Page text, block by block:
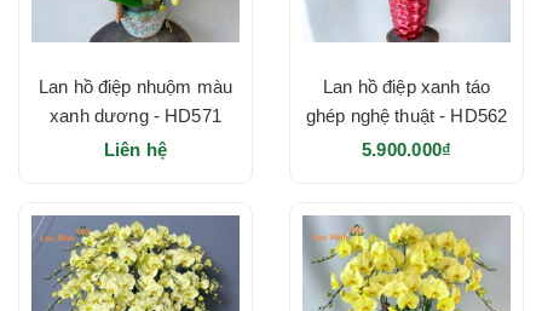
Lan hồ điệp nhuộm màu
xanh dương - HD571
Liên hệ
Lan hồ điệp xanh táo
ghép nghệ thuật - HD562
5.900.000₫